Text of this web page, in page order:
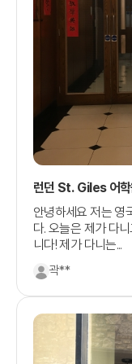
런던 St. Giles 어학
안녕하세요 저는 영
다. 오늘은 제가 다
니다! 제가 다니는...
곽**